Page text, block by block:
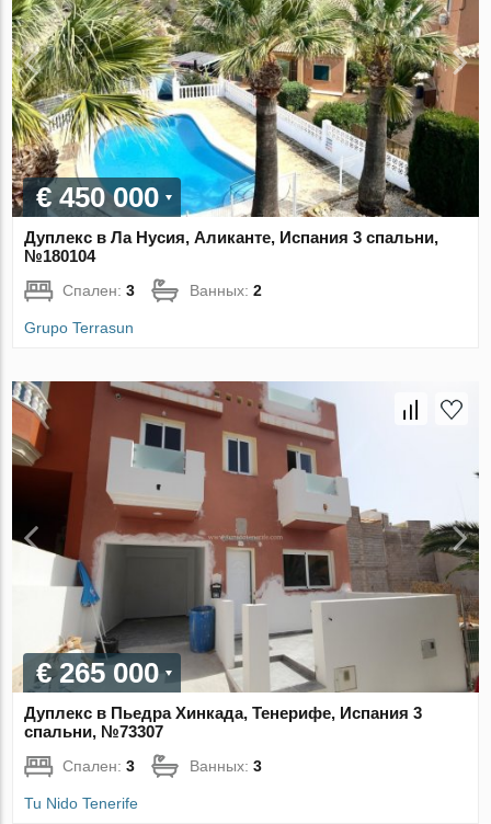
€ 450 000
Дуплекс в Ла Нусия, Аликанте, Испания 3 спальни,
№180104
Спален:3 Ванных:2
Grupo Terrasun
€ 265 000
Дуплекс в Пьедра Хинкада, Тенерифе, Испания 3
спальни, №73307
Спален:3 Ванных:3
Tu Nido Tenerife